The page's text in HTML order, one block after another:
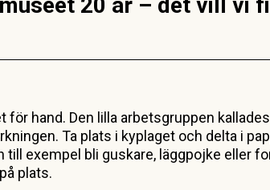
hand. Den lilla arbetsgruppen
Ta plats i kyplaget och delta i
till exempel bli guskare, läggpojke eller
plats.